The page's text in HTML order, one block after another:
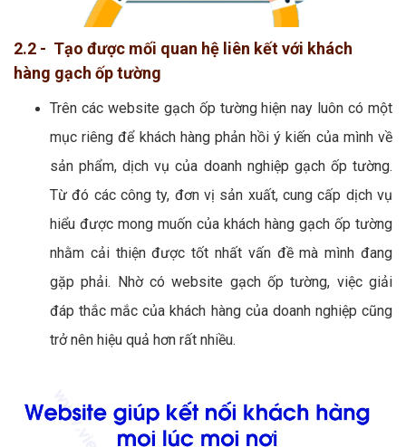
2.2 - Tạo được mối quan hệ liên kết với khách
hàng gạch ốp tường
Trên các website gạch ốp tường hiện nay luôn có một
mục riêng để khách hàng phản hồi ý kiến của mình về
sản phẩm, dịch vụ của doanh nghiệp gạch ốp tường.
Từ đó các công ty, đơn vị sản xuất, cung cấp dịch vụ
hiểu được mong muốn của khách hàng gạch ốp tường
nhằm cải thiện được tốt nhất vấn đề mà mình đang
gặp phải. Nhờ có website gạch ốp tường, việc giải
đáp thắc mắc của khách hàng của doanh nghiệp cũng
trở nên hiệu quả hơn rất nhiều.